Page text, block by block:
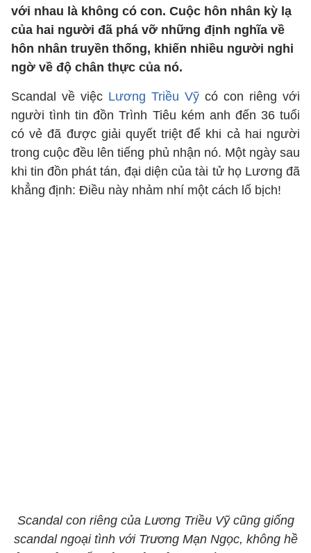
với nhau là không có con. Cuộc hôn nhân kỳ lạ
của hai người đã phá vỡ những định nghĩa về
hôn nhân truyền thống, khiến nhiều người nghi
ngờ về độ chân thực của nó.
Scandal về việc Lương Triều Vỹ có con riêng với
người tình tin đồn Trình Tiêu kém anh đến 36 tuổi
có vẻ đã được giải quyết triệt để khi cả hai người
trong cuộc đều lên tiếng phủ nhận nó. Một ngày sau
khi tin đồn phát tán, đại diện của tài tử họ Lương đã
khẳng định: Điều này nhảm nhí một cách lố bịch!
Scandal con riêng của Lương Triều Vỹ cũng giống
scandal ngoại tình với Trương Mạn Ngọc, không hề